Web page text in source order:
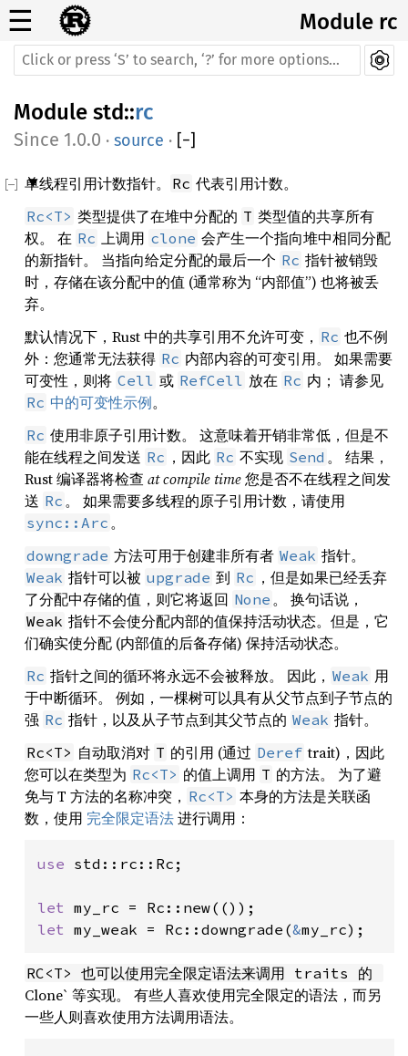
☰ Module rc
Module std::rc
1.0.0 · source · [−]
单线程引用计数指针。 Rc 代表引用计数。
Rc<T> 类型提供了在堆中分配的 T 类型值的共享所有
权。 在 Rc 上调用 clone 会产生一个指向堆中相同分配
的新指针。 当指向给定分配的最后一个 Rc 指针被销毁
时，存储在该分配中的值 (通常称为 “内部值”) 也将被丢
弃。
默认情况下，Rust 中的共享引用不允许可变， Rc 也不例
外：您通常无法获得 Rc 内部内容的可变引用。 如果需要
可变性，则将 Cell 或 RefCell 放在 Rc 内； 请参见
Rc 中的可变性示例。
Rc 使用非原子引用计数。 这意味着开销非常低，但是不
能在线程之间发送 Rc ，因此 Rc 不实现 Send 。 结果，
Rust 编译器将检查 at compile time您是否不在线程之间发
送 Rc 。 如果需要多线程的原子引用计数，请使用
sync::Arc 。
downgrade 方法可用于创建非所有者 Weak 指针。
Weak 指针可以被 upgrade 到 Rc ，但是如果已经丢弃
了分配中存储的值，则它将返回 None 。 换句话说，
Weak 指针不会使分配内部的值保持活动状态。但是，它
们确实使分配 (内部值的后备存储) 保持活动状态。
Rc 指针之间的循环将永远不会被释放。 因此， Weak 用
于中断循环。 例如，一棵树可以具有从父节点到子节点的
强 Rc 指针，以及从子节点到其父节点的 Weak 指针。
Rc<T> 自动取消对 T 的引用 (通过 Deref trait)，因此
您可以在类型为 Rc<T> 的值上调用 T 的方法。 为了避
免与 T 方法的名称冲突， Rc<T> 本身的方法是关联函
数，使用 完全限定语法进行调用：
use std::rc::Rc;
let
let my_weak = Rc::downgrade(&my_rc);
Clone` 等实现。 有些人喜欢使用完全限定的语法，而另
一些人则喜欢使用方法调用语法。